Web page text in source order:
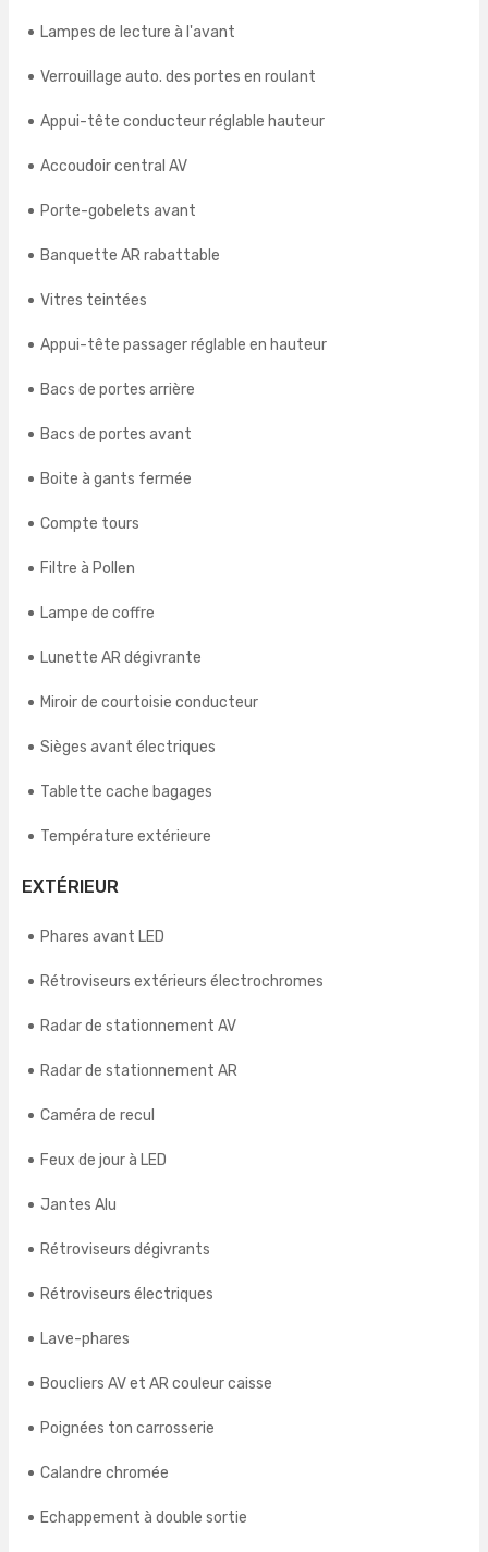
Lampes de lecture à l'avant
Verrouillage auto. des portes en roulant
Appui-tête conducteur réglable hauteur
Accoudoir central AV
Porte-gobelets avant
Banquette AR rabattable
Vitres teintées
Appui-tête passager réglable en hauteur
Bacs de portes arrière
Bacs de portes avant
Boite à gants fermée
Compte tours
Filtre à Pollen
Lampe de coffre
Lunette AR dégivrante
Miroir de courtoisie conducteur
Sièges avant électriques
Tablette cache bagages
Température extérieure
EXTÉRIEUR
Phares avant LED
Rétroviseurs extérieurs électrochromes
Radar de stationnement AV
Radar de stationnement AR
Caméra de recul
Feux de jour à LED
Jantes Alu
Rétroviseurs dégivrants
Rétroviseurs électriques
Lave-phares
Boucliers AV et AR couleur caisse
Poignées ton carrosserie
Calandre chromée
Echappement à double sortie